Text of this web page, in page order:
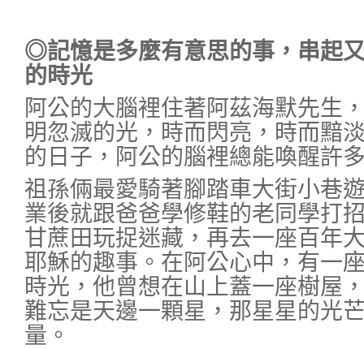
◎記憶是多麼有意思的事，串起
的時光
阿公的大腦裡住著阿茲海默先生
明忽滅的光，時而閃亮，時而黯
的日子，阿公的腦裡總能喚醒
祖孫倆最愛騎著腳踏車大街小巷
業後就跟爸爸學修鞋的老同學打
甘蔗田玩捉迷藏，再去一座百年
耶穌的趣事。在阿公心中，有一
時光，他曾想在山上蓋一座樹屋
難忘是天邊一顆星，那星星的光
量。